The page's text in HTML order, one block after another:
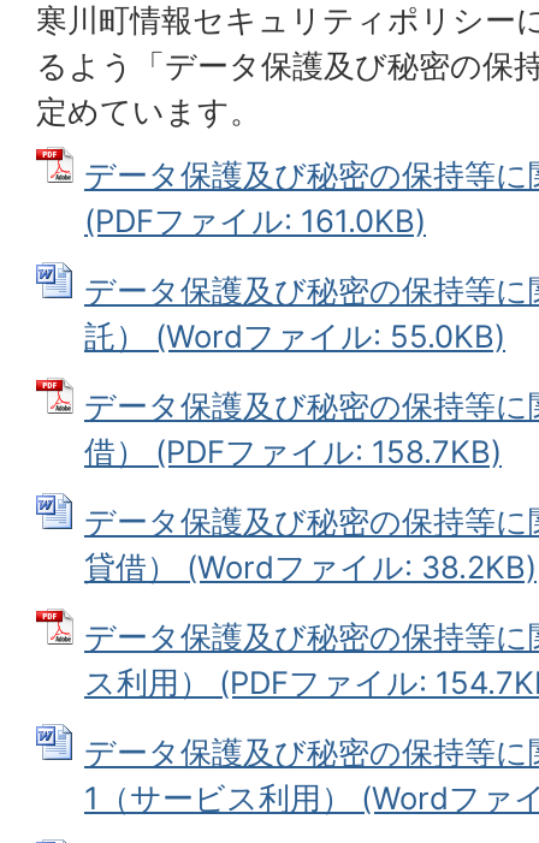
寒川町情報セキュリティポリシー
るよう「データ保護及び秘密の保
定めています。
データ保護及び秘密の保持等
(PDFファイル: 161.0KB)
データ保護及び秘密の保持等
託） (Wordファイル: 55.0KB)
データ保護及び秘密の保持等
借） (PDFファイル: 158.7KB)
データ保護及び秘密の保持等
貸借） (Wordファイル: 38.2KB)
データ保護及び秘密の保持等
ス利用） (PDFファイル:
データ保護及び秘密の保持等に
1（サービス利用） (Wordファ